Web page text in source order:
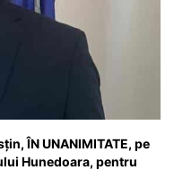
ÎN UNANIMITATE, pe
Hunedoara, pentru